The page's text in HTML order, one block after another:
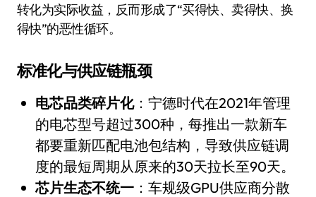
转化为实际收益，反而形成了“买得快、卖得快、换
得快”的恶性循环。
标准化与供应链瓶颈
电芯品类碎片化：宁德时代在2021年管理
的电芯型号超过300种，每推出一款新车
都要重新匹配电池包结构，导致供应链调
度的最短周期从原来的30天拉长至90天。
芯片生态不统一：车规级GPU供应商分散